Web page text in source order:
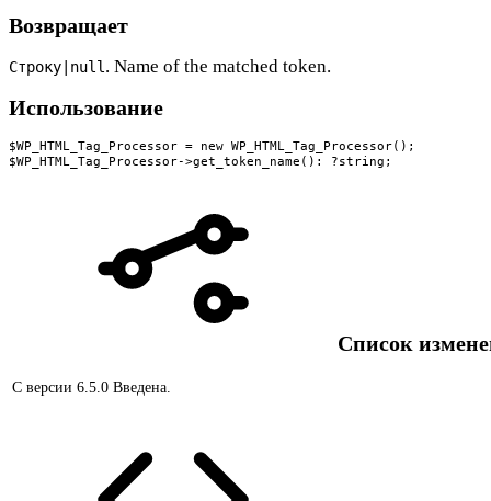
Возвращает
Строку|null . Name of the matched token.
Использование
$WP_HTML_Tag_Processor = new WP_HTML_Tag_Processor();
$WP_HTML_Tag_Processor->get_token_name(): ?string;
Список
С версии 6.5.0 Введена.